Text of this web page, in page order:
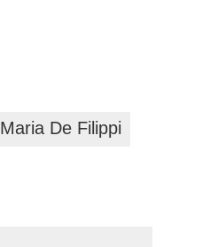
Maria De Filippi